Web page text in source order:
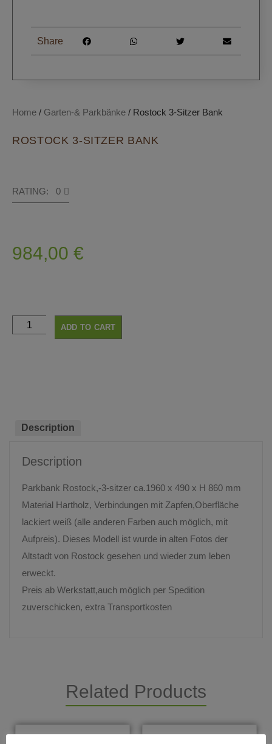
Home / Garten-& Parkbänke / Rostock 3-Sitzer Bank
ROSTOCK 3-SITZER BANK
RATING: 0
984,00 €
ADD TO CART
Share
Description
Description
Parkbank Rostock,-3-sitzer ca.1960 x 490 x H 860 mm
Material Hartholz, Verbindungen mit Zapfen,Oberfläche
lackiert weiß (alle anderen Farben auch möglich, mit
Aufpreis). Dieses Modell ist wurde in alten Fotos der
Altstadt von Rostock gesehen und wieder zum leben
erweckt.
Preis ab Werkstatt,auch möglich per Spedition
zuverschicken, extra Transportkosten
Related Products